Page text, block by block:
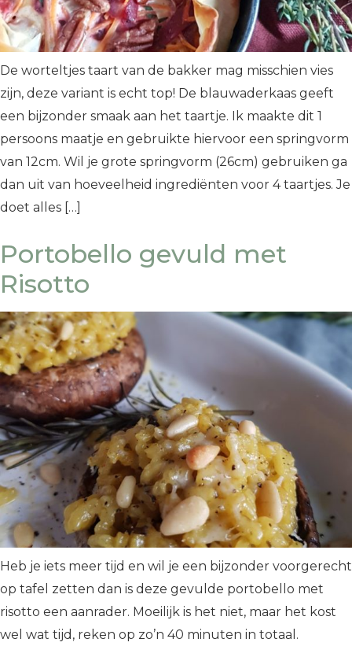
De worteltjes taart van de bakker mag misschien vies
zijn, deze variant is echt top! De blauwaderkaas geeft
een bijzonder smaak aan het taartje. Ik maakte dit 1
persoons maatje en gebruikte hiervoor een springvorm
van 12cm. Wil je grote springvorm (26cm) gebruiken ga
dan uit van hoeveelheid ingrediënten voor 4 taartjes. Je
doet alles […]
Portobello gevuld met
Risotto
Heb je iets meer tijd en wil je een bijzonder voorgerecht
op tafel zetten dan is deze gevulde portobello met
risotto een aanrader. Moeilijk is het niet, maar het kost
wel wat tijd, reken op zo’n 40 minuten in totaal.